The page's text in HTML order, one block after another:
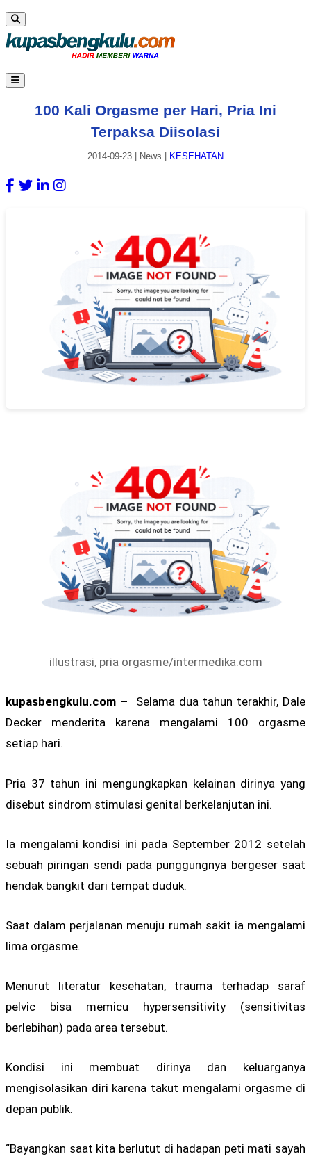
100 Kali Orgasme per Hari, Pria Ini
Terpaksa Diisolasi
2014-09-23 News KESEHATAN
illustrasi, pria orgasme/intermedika.com
kupasbengkulu.com –
Selama dua tahun terakhir, Dale
Decker menderita karena mengalami 100 orgasme
setiap hari.
Pria 37 tahun ini mengungkapkan kelainan dirinya yang
disebut sindrom stimulasi genital berkelanjutan ini.
Ia mengalami kondisi ini pada September 2012 setelah
sebuah piringan sendi pada punggungnya bergeser saat
hendak bangkit dari tempat duduk.
Saat dalam perjalanan menuju rumah sakit ia mengalami
lima orgasme.
Menurut literatur kesehatan, trauma terhadap saraf
pelvic bisa memicu hypersensitivity (sensitivitas
berlebihan) pada area tersebut.
Kondisi ini membuat dirinya dan keluarganya
mengisolasikan diri karena takut mengalami orgasme di
depan publik.
“Bayangkan saat kita berlutut di hadapan peti mati sayah